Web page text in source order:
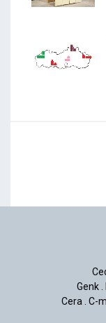
Genk.
Cera. C-